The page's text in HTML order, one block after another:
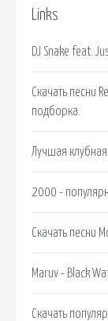
Links
DJ Snake feat.
Скачать песни
подборка.
Лучшая клубная
2000 -
Скачать песни
Maruv - Black
Скачать